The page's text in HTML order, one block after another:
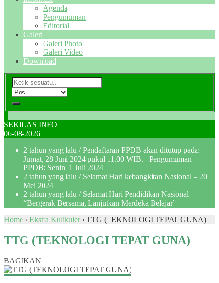
Agenda
Pengumuman
Editorial
Galeri
Galeri Photo
Galeri Video
Download
SEKILAS INFO
06-08-2026
2 tahun yang lalu / Pendaftaran PPDB akan ditutup pada:
Jumat, 28 Juni 2024 pukul 11.00 WIB. Pengumuman
PPDB: Senin, 1 Juli 2024
2 tahun yang lalu / Selamat Hari kebangkitan Nasional – 20
Mei 2024
2 tahun yang lalu / Selamat Hari Pendidikan Nasional –
“Bergerak Bersama, Lanjutkan Merdeka Belajar”
Home › Ekstra Kulikuler› TTG (TEKNOLOGI TEPAT GUNA)
TTG (TEKNOLOGI TEPAT GUNA)
BAGIKAN